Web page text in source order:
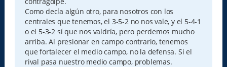
Como decía algún otro, para nosotros con los
centrales que tenemos, el 3-5-2 no nos vale, y el 5-4-1
o el 5-3-2 sí que nos valdría, pero perdemos mucho
arriba. Al presionar en campo contrario, tenemos
que fortalecer el medio campo, no la defensa. Si el
rival pasa nuestro medio campo, problemas.